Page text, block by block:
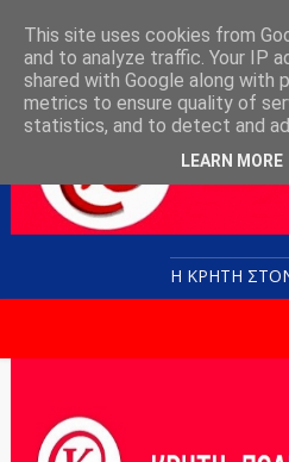
Η ΚΡΗΤΗ
This site uses cookies from
and to analyze traffic. Your IP
shared with Google along with
metrics to ensure quality of
statistics, and to detect and
LEARN MORE